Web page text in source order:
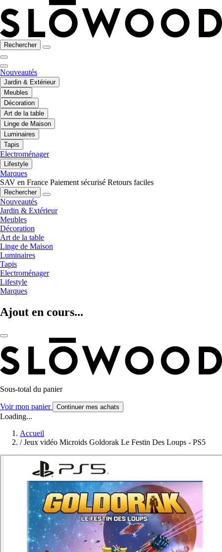
Rechercher
Nouveautés
Jardin & Extérieur
Meubles
Décoration
Art de la table
Linge de Maison
Luminaires
Tapis
Electroménager
Lifestyle
Marques
SAV en France Paiement sécurisé Retours faciles
Rechercher
Nouveautés
Jardin & Extérieur
Meubles
Décoration
Art de la table
Linge de Maison
Luminaires
Tapis
Electroménager
Lifestyle
Marques
Ajout en cours...
Sous-total du panier
Voir mon panier Continuer mes achats
Loading...
Accueil
/ Jeux vidéo Microids Goldorak Le Festin Des Loups - PS5